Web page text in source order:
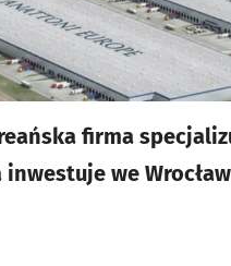
firma
we